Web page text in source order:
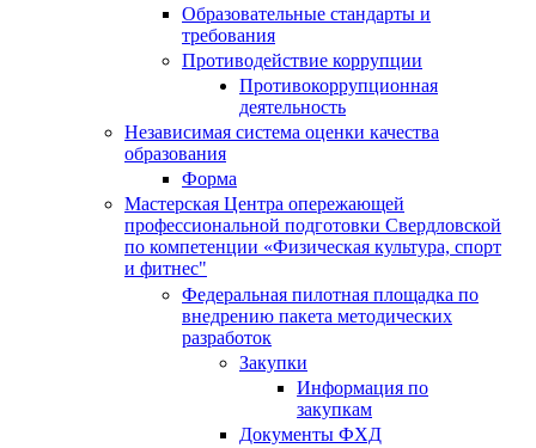
Образовательные стандарты и
требования
Противодействие коррупции
Противокоррупционная
деятельность
Независимая система оценки качества
образования
Форма
Мастерская Центра опережающей
профессиональной подготовки Свердловской
по компетенции «Физическая культура, спорт
и фитнес"
Федеральная пилотная площадка по
внедрению пакета методических
разработок
Закупки
Информация по
закупкам
Документы ФХД